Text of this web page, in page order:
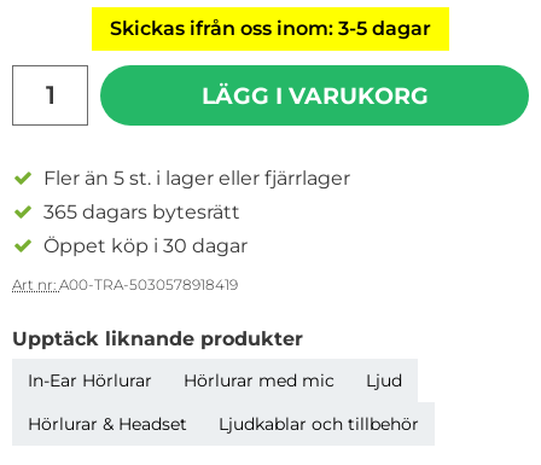
Skickas ifrån oss inom: 3-5 dagar
LÄGG I VARUKORG
Fler än 5 st. i lager eller fjärrlager
365 dagars bytesrätt
Öppet köp i 30 dagar
Art nr: A00-TRA-5030578918419
Upptäck liknande produkter
In-Ear Hörlurar Hörlurar med mic
Ljud
Hörlurar & Headset
Ljudkablar och tillbehör